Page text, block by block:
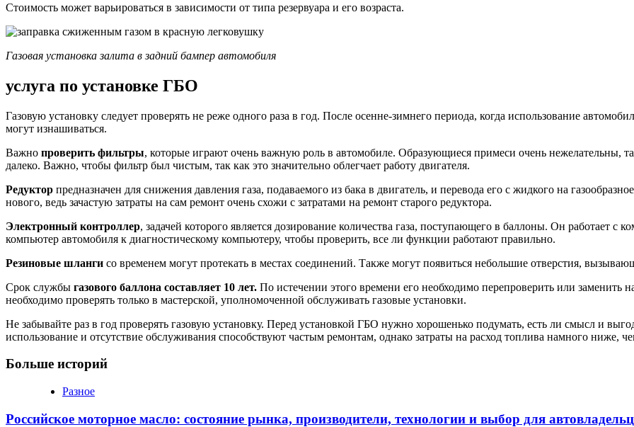
Стоимость может варьироваться в зависимости от типа резервуара и его возраста.
Газовая установка залита в задний бампер автомобиля
услуга по установке ГБО
Газовую установку следует проверять не реже одного раза в год. После осенне-зимнего периода, когда использование
могут изнашиваться.
Важно проверить фильтры, которые играют очень важную роль в автомобиле. Образующиеся примеси очень нежелательны,
далеко. Важно, чтобы фильтр был чистым, так как это значительно облегчает работу двигателя.
Редуктор предназначен для снижения давления газа, подаваемого из бака в двигатель, и перевода его с жидкого на
нового, ведь зачастую затраты на сам ремонт очень схожи с затратами на ремонт старого редуктора.
Электронный контроллер, задачей которого является дозирование количества газа, поступающего в баллоны. Он работает
компьютер автомобиля к диагностическому компьютеру, чтобы проверить, все ли функции работают правильно.
Резиновые шланги со временем могут протекать в местах соединений. Также могут появиться небольшие отверстия,
Срок службы газового баллона составляет 10 лет. По истечении этого времени его необходимо перепроверить или заменить
необходимо проверять только в мастерской, уполномоченной обслуживать газовые установки.
Не забывайте раз в год проверять газовую установку. Перед установкой ГБО нужно хорошенько подумать, есть ли смысл и
использование и отсутствие обслуживания способствуют частым ремонтам, однако затраты на расход топлива намного ниже,
Больше историй
Разное
Российское моторное масло: состояние рынка, производители, технологии и выбор для